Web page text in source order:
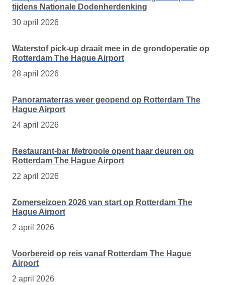
tijdens Nationale Dodenherdenking
30 april 2026
Waterstof pick-up draait mee in de grondoperatie op
Rotterdam The Hague Airport
28 april 2026
Panoramaterras weer geopend op Rotterdam The
Hague Airport
24 april 2026
Restaurant-bar Metropole opent haar deuren op
Rotterdam The Hague Airport
22 april 2026
Zomerseizoen 2026 van start op Rotterdam The
Hague Airport
2 april 2026
Voorbereid op reis vanaf Rotterdam The Hague
Airport
2 april 2026